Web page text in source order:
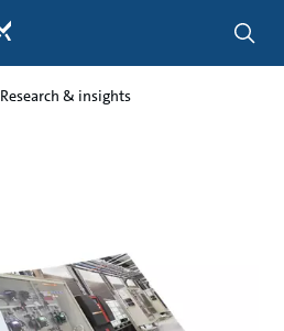
Research & insights